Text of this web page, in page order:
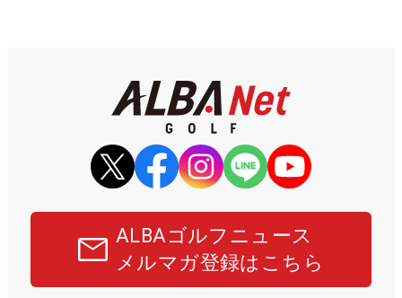
ALBAゴルフニュース
メルマガ登録はこちら